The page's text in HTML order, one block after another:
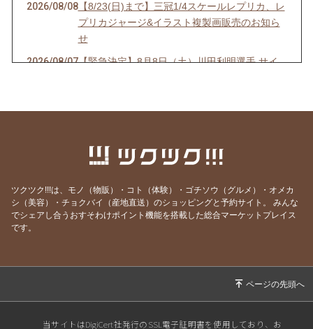
2026/08/08【8/23(日)まで】三冠1/4スケールレプリカ、レ
プリカジャージ&イラスト複製画販売のお知ら
せ
2026/08/07【緊急決定】8月8日（土）川田利明選手 サイ
8/6より開催デビュー65周年アニーバーサリー
2026/07/022026/8/6デビュー65周年アニーバーサリー「ジ
ャイアント馬場展」開催のお知らせ
2026/06/14
ションTシャツ “キン肉真弓”」予約販売のお知
らせ
ツクツク!!!は、モノ（物販）・コト（体験）・ゴチソウ（グルメ）・オメカ
シ（美容）・チョクバイ（産地直送）のショッピングと予約サイト。
みんな
でシェアし合うおすそわけポイント機能を搭載した総合マーケットプレイス
です。
当サイトはDigiCert社発行のSSL電子証明書を使用しており、お